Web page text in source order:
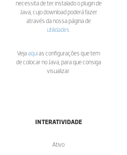
necessita de ter instalado o plugin de
Java, cujo download poderá fazer
através da nossa página de
utilidades
Vejaaquias configurações que tem
de colocar no Java, para que consiga
visualizar.
INTERATIVIDADE
Ativo